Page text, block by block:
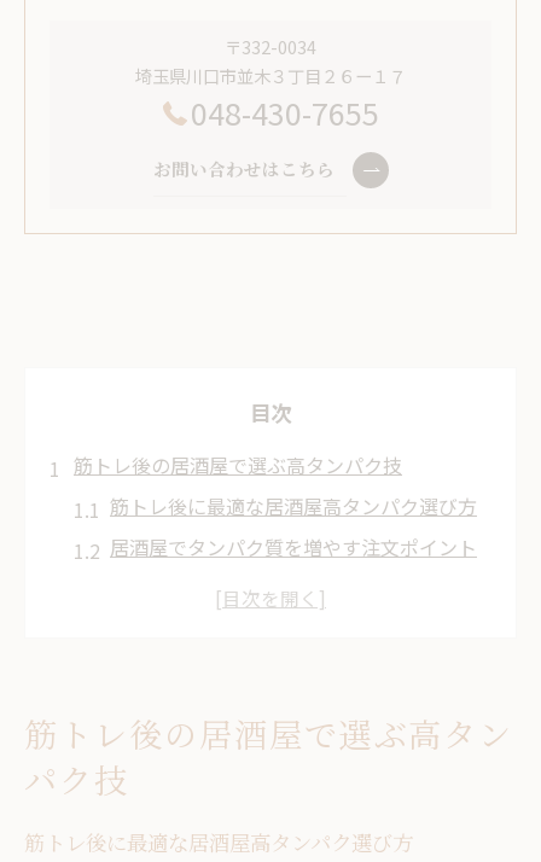
〒332-0034
埼玉県川口市並木３丁目２６ー１７
048-430-7655
お問い合わせはこちら
目次
筋トレ後の居酒屋で選ぶ高タンパク技
筋トレ後に最適な居酒屋高タンパク選び方
居酒屋でタンパク質を増やす注文ポイント
筋トレ派が喜ぶ居酒屋の頑張りおすすめ
健康志向向け居酒屋定番メニューの楽しみ
方
居酒屋でヘルシーな頑張りメニューを選ぶ
筋トレ後の居酒屋で選ぶ高タン
パク技
筋トレ後に最適な居酒屋高タンパク選び方